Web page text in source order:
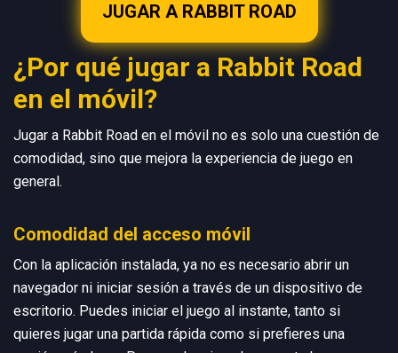
JUGAR A RABBIT ROAD
¿Por qué jugar a Rabbit Road
en el móvil?
Jugar a Rabbit Road en el móvil no es solo una cuestión de
comodidad, sino que mejora la experiencia de juego en
general.
Comodidad del acceso móvil
Con la aplicación instalada, ya no es necesario abrir un
navegador ni iniciar sesión a través de un dispositivo de
escritorio. Puedes iniciar el juego al instante, tanto si
quieres jugar una partida rápida como si prefieres una